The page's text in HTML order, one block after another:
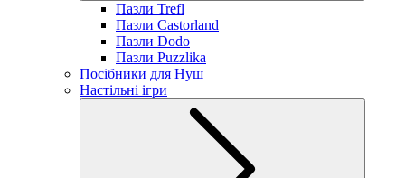
Пазли Trefl
Пазли Castorland
Пазли Dodo
Пазли Puzzlika
Посібники для Нуш
Настільні ігри